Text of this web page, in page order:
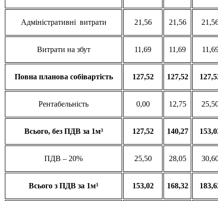
Адміністративні витрати 21,56 21,56
Витрати на збут 11,69 11,69
Повна планова собівартість 127,52 127,52
Рентабельність 0,00 12,75
Всього, без ПДВ за 1м³ 127,52 140,27
ПДВ – 20% 25,50 28,05
Всього з ПДВ за 1м³ 153,02 168,32